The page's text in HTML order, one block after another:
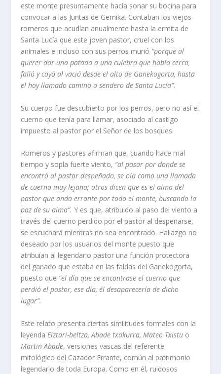
este monte presuntamente hacía sonar su bocina para
convocar a las Juntas de Gernika. Contaban los viejos
romeros que acudían anualmente hasta la ermita de
Santa Lucía que este joven pastor, cruel con los
animales e incluso con sus perros murió “porque al
querer dar una patada a una culebra que había cerca,
falló y cayó al vació desde el alto de Ganekogorta, hasta
el hoy llamado camino o sendero de Santa Lucía”.
Su cuerpo fue descubierto por los perros, pero no así el
cuerno que tenía para llamar, asociado al castigo
impuesto al pastor por el Señor de los bosques.
Romeros y pastores afirman que, cuando hace mal
tiempo y sopla fuerte viento, “al pasar por donde se
encontró al pastor despeñado, se oía como una llamada
de cuerno muy lejana; otros dicen que es el alma del
pastor que anda errante por todo el monte, buscando la
paz de su alma”.Y es que, atribuido al paso del viento a
través del cuerno perdido por el pastor al despeñarse,
se escuchará mientras no sea encontrado. Hallazgo no
deseado por los usuarios del monte puesto que
atribuían al legendario pastor una función protectora
del ganado que estaba en las faldas del Ganekogorta,
puesto que “el día que se encontrase el cuerno que
perdió el pastor, ese día, él desaparecería de dicho
lugar”.
Este relato presenta ciertas similitudes formales con la
leyenda Eiztari-beltza, Abade txakurra, Mateo Txistu o
Martin Abade, versiones vascas del referente
mitológico del Cazador Errante, común al patrimonio
legendario de toda Europa. Como en él, ruidosos